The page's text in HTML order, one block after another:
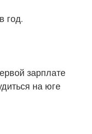
год.
зарплате
на юге